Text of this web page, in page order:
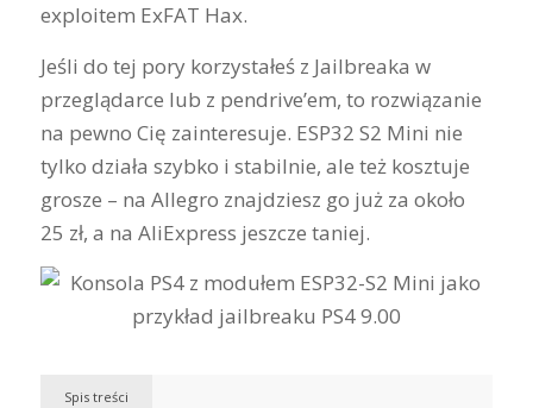
exploitem ExFAT Hax.
Jeśli do tej pory korzystałeś z Jailbreaka w
przeglądarce lub z pendrive’em, to rozwiązanie
na pewno Cię zainteresuje. ESP32 S2 Mini nie
tylko działa szybko i stabilnie, ale też kosztuje
grosze – na Allegro znajdziesz go już za około
25 zł, a na AliExpress jeszcze taniej.
Spis treści